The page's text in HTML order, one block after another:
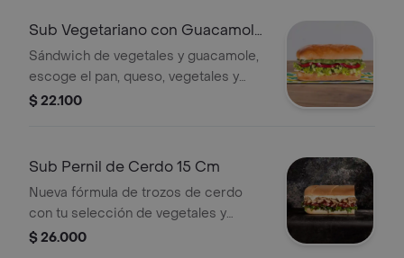
Sub Vegetariano con Guacamole
15 Cm
Sándwich de vegetales y guacamole,
escoge el pan, queso, vegetales y
salsas que prefieras.
$ 22.100
Sub Pernil de Cerdo 15 Cm
Nueva fórmula de trozos de cerdo
con tu selección de vegetales y
salsas
$ 26.000